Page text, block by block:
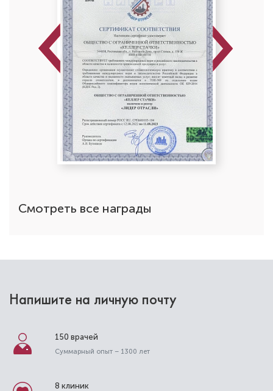
Previous Next
Смотреть все награды
Напишите на личную почту
150 врачей
Суммарный опыт – 1300 лет
8 клиник